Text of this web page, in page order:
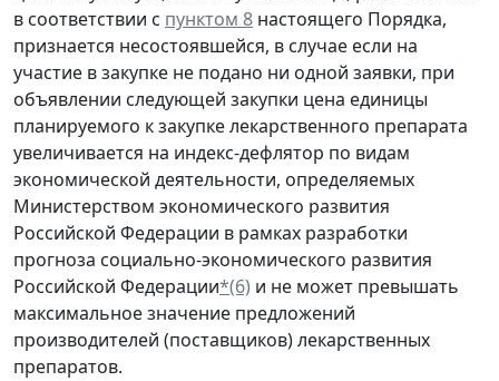
в соответствии с пунктом 8 настоящего Порядка,
признается несостоявшейся, в случае если на
участие в закупке не подано ни одной заявки, при
объявлении следующей закупки цена единицы
планируемого к закупке лекарственного препарата
увеличивается на индекс-дефлятор по видам
экономической деятельности, определяемых
Министерством экономического развития
Российской Федерации в рамках разработки
прогноза социально-экономического развития
Российской Федерации*(6) и не может превышать
максимальное значение предложений
производителей (поставщиков) лекарственных
препаратов.